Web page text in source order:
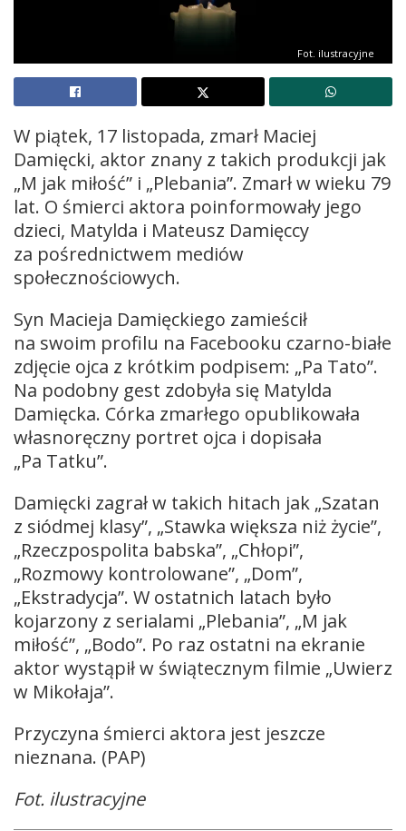
Fot. ilustracyjne
W piątek, 17 listopada, zmarł Maciej
Damięcki, aktor znany z takich produkcji jak
„M jak miłość” i „Plebania”. Zmarł w wieku 79
lat. O śmierci aktora poinformowały jego
dzieci, Matylda i Mateusz Damięccy
za pośrednictwem mediów
społecznościowych.
Syn Macieja Damięckiego zamieścił
na swoim profilu na Facebooku czarno-białe
zdjęcie ojca z krótkim podpisem: „Pa Tato”.
Na podobny gest zdobyła się Matylda
Damięcka. Córka zmarłego opublikowała
własnoręczny portret ojca i dopisała
„Pa Tatku”.
Damięcki zagrał w takich hitach jak „Szatan
z siódmej klasy”, „Stawka większa niż życie”,
„Rzeczpospolita babska”, „Chłopi”,
„Rozmowy kontrolowane”, „Dom”,
„Ekstradycja”. W ostatnich latach było
kojarzony z serialami „Plebania”, „M jak
miłość”, „Bodo”. Po raz ostatni na ekranie
aktor wystąpił w świątecznym filmie „Uwierz
w Mikołaja”.
Przyczyna śmierci aktora jest jeszcze
nieznana. (PAP)
Fot. ilustracyjne